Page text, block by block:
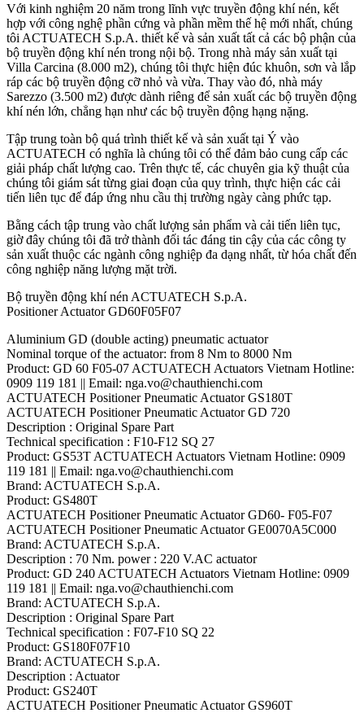
Với kinh nghiệm 20 năm trong lĩnh vực truyền động khí nén, kết
hợp với công nghệ phần cứng và phần mềm thế hệ mới nhất, chúng
tôi ACTUATECH S.p.A. thiết kế và sản xuất tất cả các bộ phận của
bộ truyền động khí nén trong nội bộ. Trong nhà máy sản xuất tại
Villa Carcina (8.000 m2), chúng tôi thực hiện đúc khuôn, sơn và lắp
ráp các bộ truyền động cỡ nhỏ và vừa. Thay vào đó, nhà máy
Sarezzo (3.500 m2) được dành riêng để sản xuất các bộ truyền động
khí nén lớn, chẳng hạn như các bộ truyền động hạng nặng.
Tập trung toàn bộ quá trình thiết kế và sản xuất tại Ý vào
ACTUATECH có nghĩa là chúng tôi có thể đảm bảo cung cấp các
giải pháp chất lượng cao. Trên thực tế, các chuyên gia kỹ thuật của
chúng tôi giám sát từng giai đoạn của quy trình, thực hiện các cải
tiến liên tục để đáp ứng nhu cầu thị trường ngày càng phức tạp.
Bằng cách tập trung vào chất lượng sản phẩm và cải tiến liên tục,
giờ đây chúng tôi đã trở thành đối tác đáng tin cậy của các công ty
sản xuất thuộc các ngành công nghiệp đa dạng nhất, từ hóa chất đến
công nghiệp năng lượng mặt trời.
Bộ truyền động khí nén ACTUATECH S.p.A.
Positioner Actuator GD60F05F07
Aluminium GD (double acting) pneumatic actuator
Nominal torque of the actuator: from 8 Nm to 8000 Nm
Product: GD 60 F05-07 ACTUATECH Actuators Vietnam Hotline:
0909 119 181 || Email: nga.vo@chauthienchi.com
ACTUATECH Positioner Pneumatic Actuator GS180T
ACTUATECH Positioner Pneumatic Actuator GD 720
Description : Original Spare Part
Technical specification : F10-F12 SQ 27
Product: GS53T ACTUATECH Actuators Vietnam Hotline: 0909
119 181 || Email: nga.vo@chauthienchi.com
Brand: ACTUATECH S.p.A.
Product: GS480T
ACTUATECH Positioner Pneumatic Actuator GD60- F05-F07
ACTUATECH Positioner Pneumatic Actuator GE0070A5C000
Brand: ACTUATECH S.p.A.
Description : 70 Nm. power : 220 V.AC actuator
Product: GD 240 ACTUATECH Actuators Vietnam Hotline: 0909
119 181 || Email: nga.vo@chauthienchi.com
Brand: ACTUATECH S.p.A.
Description : Original Spare Part
Technical specification : F07-F10 SQ 22
Product: GS180F07F10
Brand: ACTUATECH S.p.A.
Description : Actuator
Product: GS240T
ACTUATECH Positioner Pneumatic Actuator GS960T